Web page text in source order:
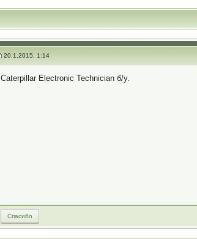
20.1.2015, 1:14
Caterpillar Electronic Technician б/у.
Спасибо